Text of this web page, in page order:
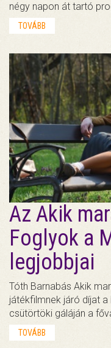
négy napon át tartó
TOVÁBB
Az Akik
Foglyok a
legjobbjai
Tóth Barnabás Akik
játékfilmnek járó díjat
csütörtöki gáláján a
TOVÁBB